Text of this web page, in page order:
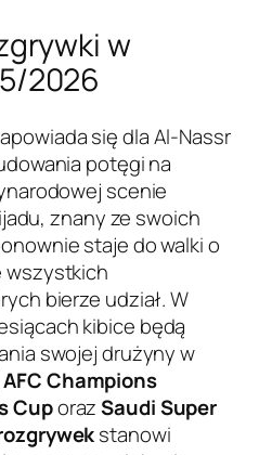
w
2026
się dla Al-Nassr
potęgi na
scenie
znany ze swoich
staje do walki o
wszystkich
bierze udział. W
kibice będą
swojej drużyny w
AFC Champions
CuporazSaudi Super
stanowi